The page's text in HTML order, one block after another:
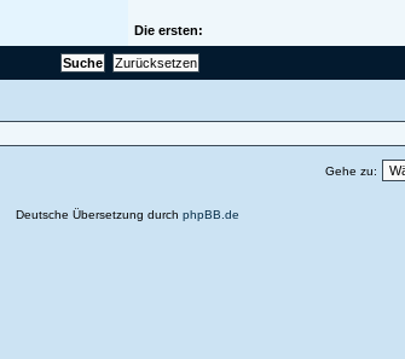
Die ersten:
Gehe zu:
Deutsche Übersetzung durchphpBB.de